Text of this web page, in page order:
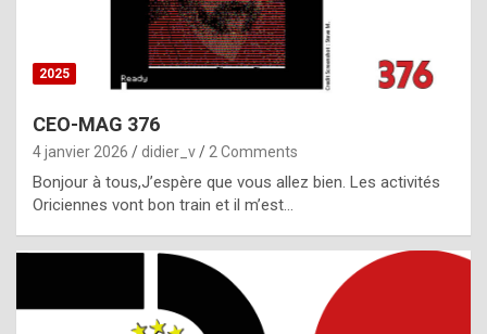
o
r
p
e
c
i
l
2025
CEO-MAG 376
4 janvier 2026 didier_v 2 Comments
Bonjour à tous,J’espère que vous allez bien. Les activités
Oriciennes vont bon train et il m’est…